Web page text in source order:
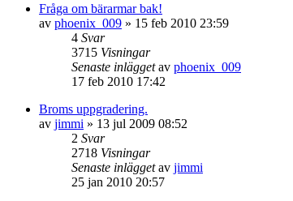
Fråga om bärarmar bak!
av phoenix_009 » 15 feb 2010 23:59
4 Svar
3715 Visningar
Senaste inläggetav phoenix_009
17 feb 2010 17:42
Broms uppgradering.
av jimmi » 13 jul 2009 08:52
2 Svar
2718 Visningar
Senaste inläggetav jimmi
25 jan 2010 20:57